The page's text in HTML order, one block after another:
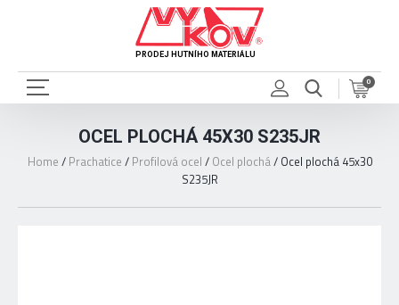
PRODEJ HUTNÍHO MATERIÁLU
0
OCEL PLOCHÁ 45X30 S235JR
Home / Prachatice / Profilová ocel / Ocel plochá/ Ocel plochá 45x30
S235JR